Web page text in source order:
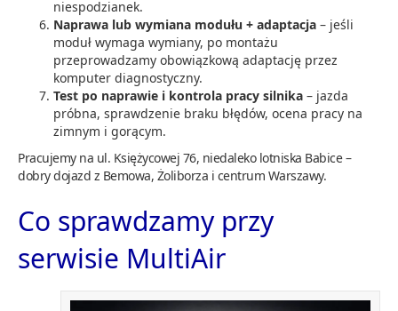
niespodzianek.
Naprawa lub wymiana modułu + adaptacja – jeśli
moduł wymaga wymiany, po montażu
przeprowadzamy obowiązkową adaptację przez
komputer diagnostyczny.
Test po naprawie i kontrola pracy silnika – jazda
próbna, sprawdzenie braku błędów, ocena pracy na
zimnym i gorącym.
Pracujemy na ul. Księżycowej 76, niedaleko lotniska Babice –
dobry dojazd z Bemowa, Żoliborza i centrum Warszawy.
Co sprawdzamy przy
serwisie MultiAir